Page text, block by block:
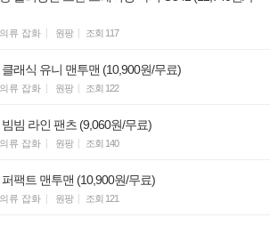
류 잡화 원팡 조회 117
래식 유니 맨투맨 (10,900원/무료)
류 잡화 원팡 조회 122
빔 라인 팬츠 (9,060원/무료)
류 잡화 원팡 조회 140
팩트 맨투맨 (10,900원/무료)
류 잡화 원팡 조회 121